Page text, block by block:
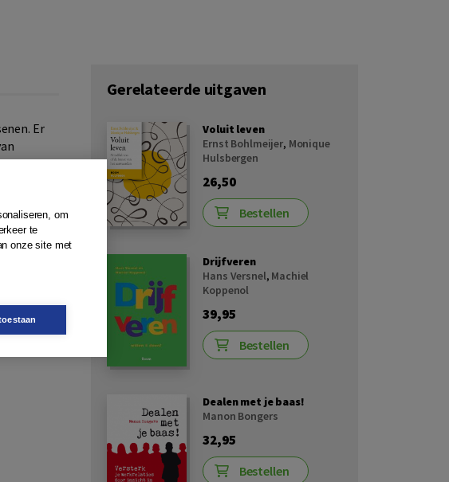
Er
deze
Gerelateerde uitgaven
Voluit leven
Ernst Bohlmeijer, Monique
Hulsbergen
26,50
Bestellen
Drijfveren
Hans Versnel, Machiel
Koppenol
39,95
Bestellen
Dealen met je baas!
Manon Bongers
32,95
Bestellen
om
te
onze site met